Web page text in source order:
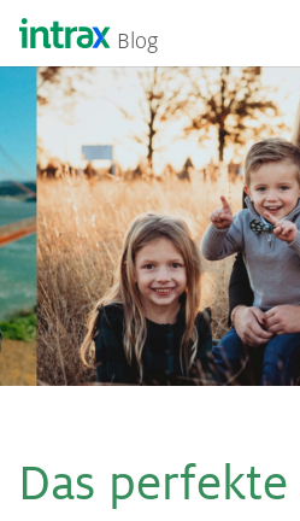
Blog
Das